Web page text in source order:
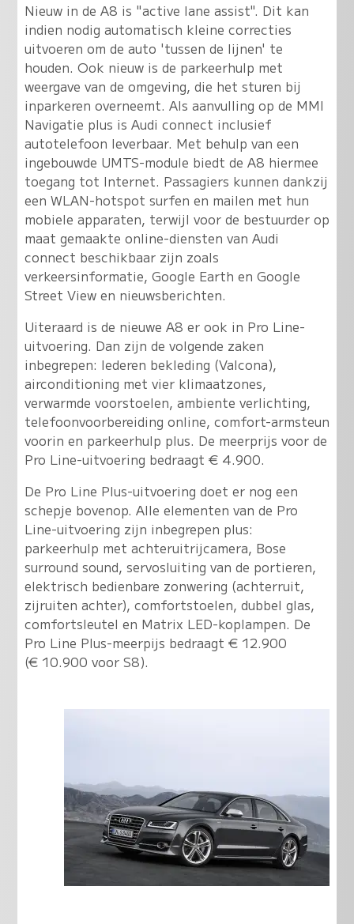
Nieuw in de A8 is "active lane assist". Dit kan
indien nodig automatisch kleine correcties
uitvoeren om de auto 'tussen de lijnen' te
houden. Ook nieuw is de parkeerhulp met
weergave van de omgeving, die het sturen bij
inparkeren overneemt. Als aanvulling op de MMI
Navigatie plus is Audi connect inclusief
autotelefoon leverbaar. Met behulp van een
ingebouwde UMTS-module biedt de A8 hiermee
toegang tot Internet. Passagiers kunnen dankzij
een WLAN-hotspot surfen en mailen met hun
mobiele apparaten, terwijl voor de bestuurder op
maat gemaakte online-diensten van Audi
connect beschikbaar zijn zoals
verkeersinformatie, Google Earth en Google
Street View en nieuwsberichten.
Uiteraard is de nieuwe A8 er ook in Pro Line-
uitvoering. Dan zijn de volgende zaken
inbegrepen: lederen bekleding (Valcona),
airconditioning met vier klimaatzones,
verwarmde voorstoelen, ambiente verlichting,
telefoonvoorbereiding online, comfort-armsteun
voorin en parkeerhulp plus. De meerprijs voor de
Pro Line-uitvoering bedraagt € 4.900.
De Pro Line Plus-uitvoering doet er nog een
schepje bovenop. Alle elementen van de Pro
Line-uitvoering zijn inbegrepen plus:
parkeerhulp met achteruitrijcamera, Bose
surround sound, servosluiting van de portieren,
elektrisch bedienbare zonwering (achterruit,
zijruiten achter), comfortstoelen, dubbel glas,
comfortsleutel en Matrix LED-koplampen. De
Pro Line Plus-meerpijs bedraagt € 12.900
(€ 10.900 voor S8).